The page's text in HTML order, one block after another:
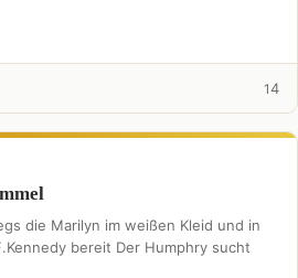
14
die Marilyn im weißen Kleid und in
bereit Der Humphry sucht